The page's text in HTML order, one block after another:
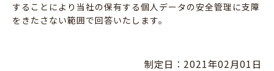
することにより当社の保有する個人データの安全管理に支障
をきたさない範囲で回答いたします。
制定日：2021年02月01日